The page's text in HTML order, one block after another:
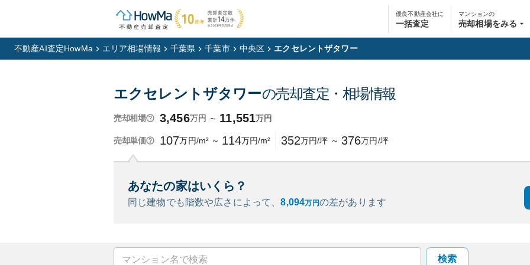
優良不動産会社に
一括査定
マンションの
売却相場をみる
不動産AI査定HowMa エリア相場情報 千葉県 千葉市 中央区 エクセレントザタワー
エクセレントザタワーの売却査定・相場情報
売却相場 3,456万円 ～ 11,551万円
売却単価 107万円/m² ～ 114万円/m² 352万円/坪 ～ 376万円/坪
あなたの家はいくら？
同じ建物でも階数や広さによって、8,094万円の差があります
検索